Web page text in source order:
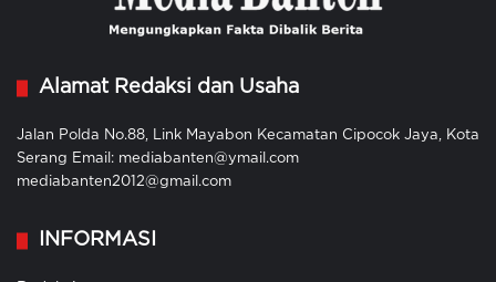
Alamat Redaksi dan Usaha
Jalan Polda No.88, Link Mayabon Kecamatan Cipocok Jaya, Kota
Serang Email: mediabanten@ymail.com
mediabanten2012@gmail.com
INFORMASI